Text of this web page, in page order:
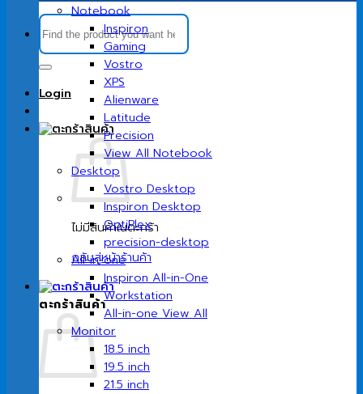
ค้นหา:
Login
ไม่มีสินค้าในตะกร้า
กลับสู่หน้าร้านค้า
ตะกร้าสินค้า
Notebook
Inspiron
Gaming
Vostro
XPS
Alienware
Latitude
Precision
View All Notebook
Desktop
Vostro Desktop
Inspiron Desktop
OptiPlex
precision-desktop
All-in-one
Inspiron All-in-One
Workstation
All-in-one View All
Monitor
18.5 inch
19.5 inch
21.5 inch